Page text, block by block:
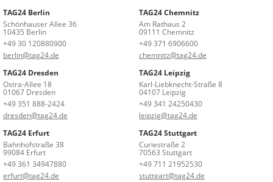
TAG24 Berlin
Schönhauser Allee 36
10435 Berlin
+49 30 120880900
berlin@tag24.de
TAG24 Chemnitz
Am Rathaus 2
09111 Chemnitz
+49 371 6906600
chemnitz@tag24.de
TAG24 Dresden
Ostra-Allee 18
01067 Dresden
+49 351 888-2424
dresden@tag24.de
TAG24 Leipzig
Karl-Liebknecht-Straße 8
04107 Leipzig
+49 341 24250430
leipzig@tag24.de
TAG24 Erfurt
Bahnhofstraße 38
99084 Erfurt
+49 361 34947880
erfurt@tag24.de
TAG24 Stuttgart
Curiestraße 2
70563 Stuttgart
+49 711 21952530
stuttgart@tag24.de